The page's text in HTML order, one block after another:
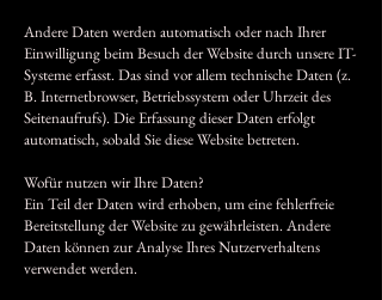
Andere Daten werden automatisch oder nach Ihrer
Einwilligung beim Besuch der Website durch unsere IT-
Systeme erfasst. Das sind vor allem technische Daten (z.
B. Internetbrowser, Betriebssystem oder Uhrzeit des
Seitenaufrufs). Die Erfassung dieser Daten erfolgt
automatisch, sobald Sie diese Website betreten.
Wofür nutzen wir Ihre Daten?
Ein Teil der Daten wird erhoben, um eine fehlerfreie
Bereitstellung der Website zu gewährleisten. Andere
Daten können zur Analyse Ihres Nutzerverhaltens
verwendet werden.